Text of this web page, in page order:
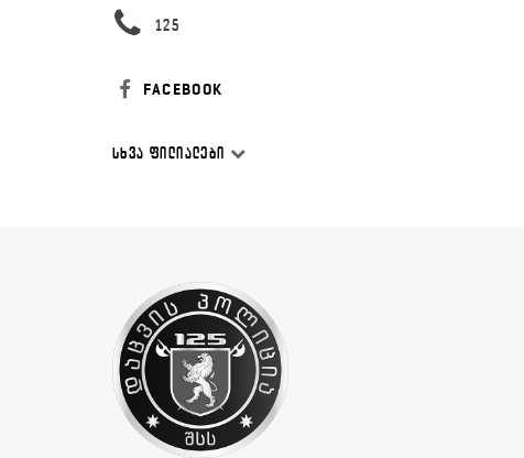
125
FACEBOOK
ᲡᲮᲕᲐ ᲤᲘᲚᲘᲐᲚᲔᲑᲘ